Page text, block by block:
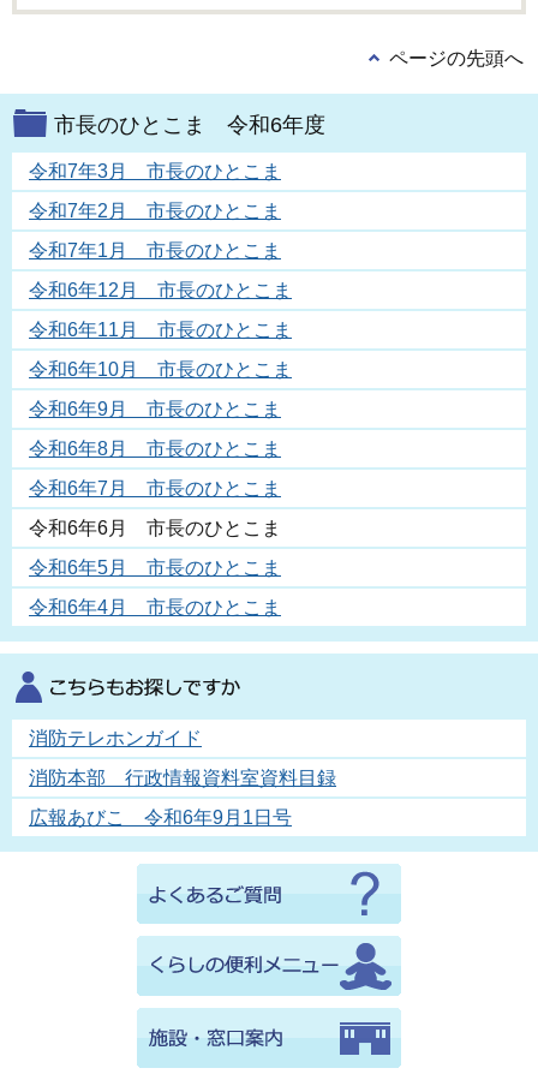
ページの先頭へ
市長のひとこま 令和6年度
令和7年3月 市長のひとこま
令和7年2月 市長のひとこま
令和7年1月 市長のひとこま
令和6年12月 市長のひとこま
令和6年11月 市長のひとこま
令和6年10月 市長のひとこま
令和6年9月 市長のひとこま
令和6年8月 市長のひとこま
令和6年7月 市長のひとこま
令和6年6月 市長のひとこま
令和6年5月 市長のひとこま
令和6年4月 市長のひとこま
消防テレホンガイド
消防本部 行政情報資料室資料目録
広報あびこ 令和6年9月1日号